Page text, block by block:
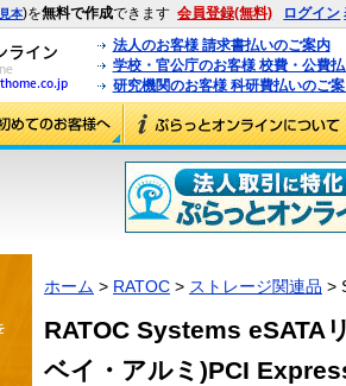
見本)を無料で作成できます 会員登録(無料) ログイン
法人のお客様 請求書払いのご案内
学校・官公庁のお客様 校費・公費
研究機関のお客様 科研費払いのご
ホーム > RATOC > ストレージ関連品 >
RATOC Systems eSATA
ベイ・アルミ)PCI